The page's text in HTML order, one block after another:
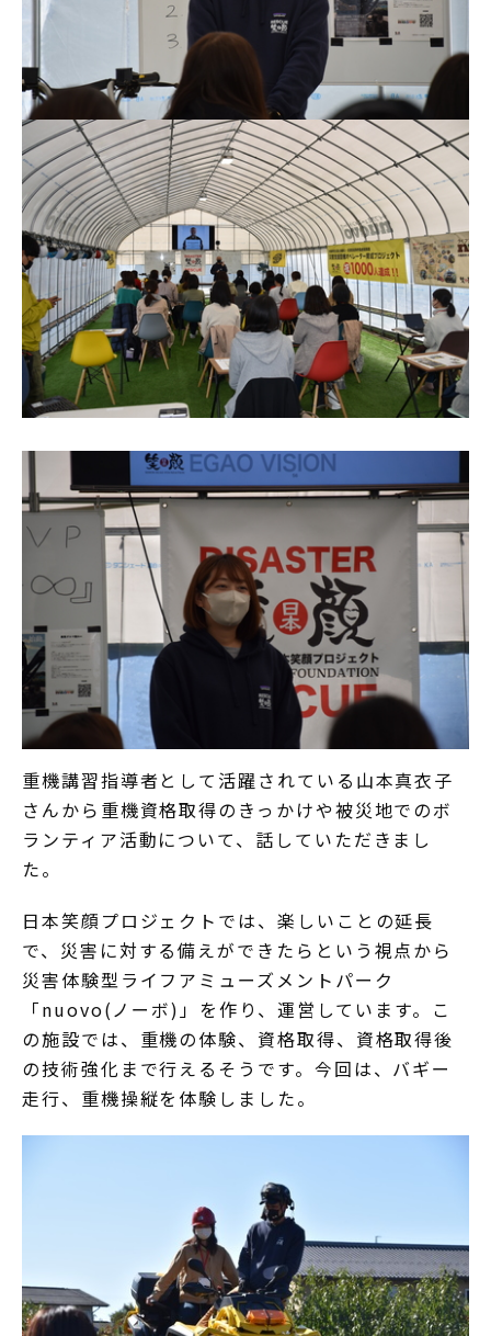
重機講習指導者として活躍されている山本真衣子
さんから重機資格取得のきっかけや被災地でのボ
ランティア活動について、話していただきまし
た。
日本笑顔プロジェクトでは、楽しいことの延長
で、災害に対する備えができたらという視点から
災害体験型ライフアミューズメントパーク
「nuovo(ノーボ)」を作り、運営しています。こ
の施設では、重機の体験、資格取得、資格取得後
の技術強化まで行えるそうです。今回は、バギー
走行、重機操縦を体験しました。